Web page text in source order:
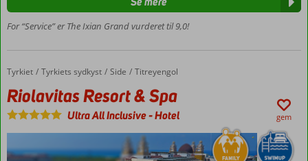
up eller
privat
atmosfære
beliggenhed
For “Service” er The Ixian Grand vurderet til 9,0!
Forside
Tyrkiet Tyrkiets sydkyst Side Titreyengol
Riolavitas Resort & Spa
Riolavitas Resort & Spa
Ultra All Inclusive-Hotel gem